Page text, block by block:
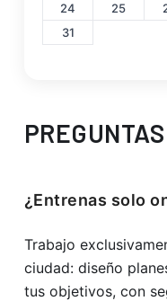
24
25
31
¿Entrenas solo
Trabajo
ciudad: diseño
tus objetivos, con